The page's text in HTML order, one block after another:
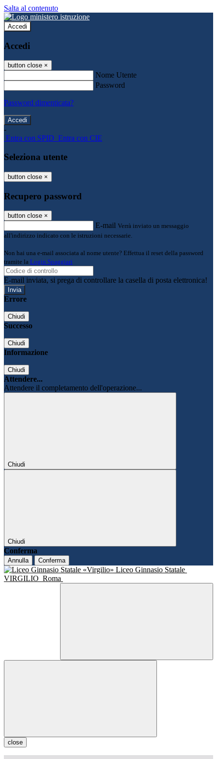
Salta al contenuto
Accedi
Accedi
button close ×
Nome Utente
Password
Password dimenticata?
-
Entra con SPID Entra con CIE
Seleziona utente
button close ×
Recupero password
button close ×
E-mail Verrà inviato un messaggio
all'indirizzo indicato con le istruzioni necessarie.
Non hai una e-mail associata al nome utente? Effettua il reset della password
tramite la Login Spaggiari
E-mail inviata, si prega di controllare la casella di posta elettronica!
Errore
Chiudi
Successo
Chiudi
Informazione
Chiudi
Attendere...
Attendere il completamento dell'operazione...
Chiudi
Chiudi
Conferma
Annulla Conferma
Liceo Ginnasio Statale
VIRGILIO Roma
close